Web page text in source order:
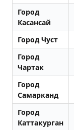
Город
Касансай
Город Чуст
Город
Чартак
Город
Самарканд
Город
Каттакурган